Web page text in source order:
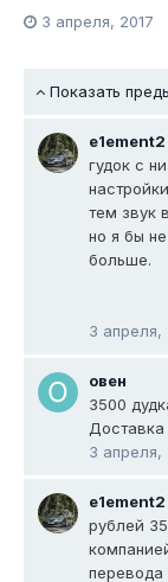
3 апреля, 2017
Показать
e1ement2
гудок с
тем звук
но я бы
больше.
3 апреля,
овен
3500
Доставка
3 апреля,
e1ement2
рублей
перевода